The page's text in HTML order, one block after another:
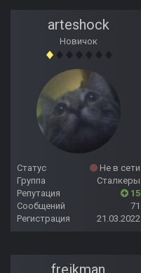
arteshock
Новичок
Статус
Не в сети
Группа
Сталкеры
Репутация
15
Сообщений
71
Регистрация
21.03.2022